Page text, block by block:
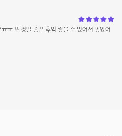
ㅠ 또 정말 좋은 추억 쌓을 수 있어서 좋았어